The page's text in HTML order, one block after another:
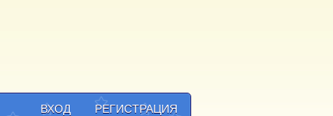
РЕГИСТРАЦИЯ
ВХОД